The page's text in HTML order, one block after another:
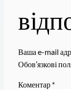
Ваша e-mail
Обов’язкові
Коментар *